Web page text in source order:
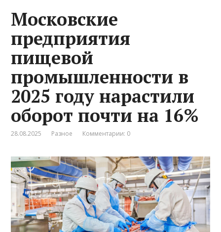
Московские
предприятия
пищевой
промышленности в
2025 году нарастили
оборот почти на 16%
28.08.2025 Разное Комментарии: 0